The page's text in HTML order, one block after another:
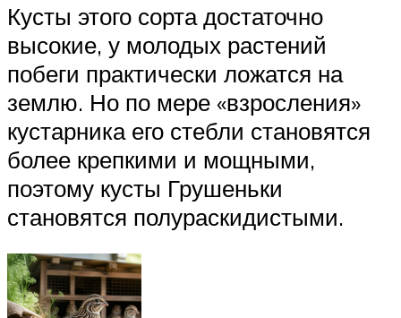
Кусты этого сорта достаточно
высокие, у молодых растений
побеги практически ложатся на
землю. Но по мере «взросления»
кустарника его стебли становятся
более крепкими и мощными,
поэтому кусты Грушеньки
становятся полураскидистыми.